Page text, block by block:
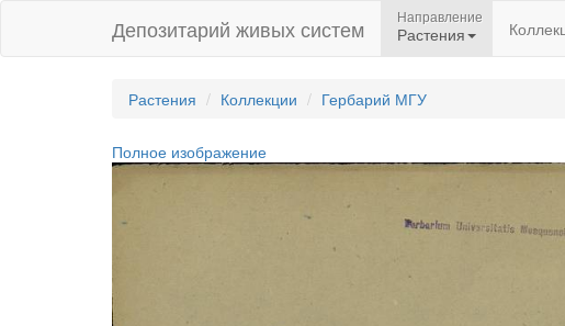
Депозитарий живых систем Направление
Растения
Растения Коллекции Гербарий МГУ
Полное изображение